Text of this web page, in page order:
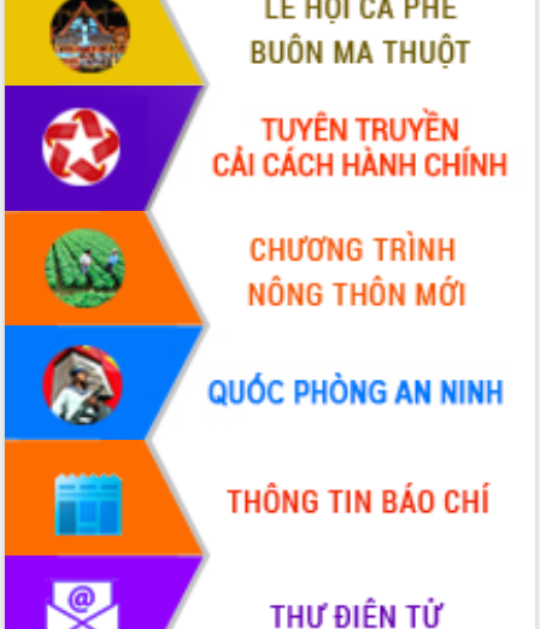
Đắk Lắk sơ kết 4 năm triển khai thực
hiện Đề án 06 của Chính phủ
Họp báo thông tin về Hội nghị Công bố
Quy hoạch và Xúc tiến đầu tư tỉnh Đắk
Khơi thông điểm nghẽn, đẩy nhanh
giải ngân vốn khắc phục thiên tai
HĐND tỉnh thông qua điều chỉnh Quy
hoạch tỉnh thời kỳ 2021-2030
Hội thảo góp ý hồ sơ điều chỉnh quy
hoạch tỉnh Đắk Lắk thời kỳ 2021-2030,
tầm nhìn đến năm 2050
Nâng cao hiệu quả hoạt động của các
doanh nghiệp nhà nước
Hội nghị triển khai kết nối mạng
truyền số liệu chuyên dùng phục vụ cơ
quan Đảng, Nhà nước
Lễ phát động chuỗi hoạt động chung
tay làm sạch môi trường
Xã Ea Kar bước chuyển mình trong
công tác cải cách hành chính mô hình
UBND tỉnh họp báo định kỳ tháng 4
năm 2026